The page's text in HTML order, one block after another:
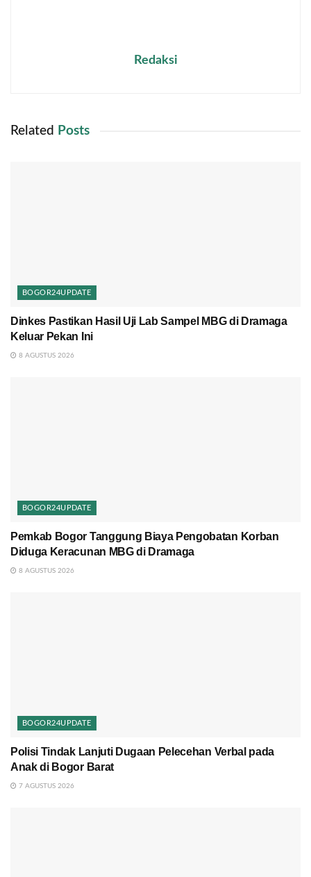
Redaksi
Related Posts
BOGOR24UPDATE
Dinkes Pastikan Hasil Uji Lab Sampel MBG di Dramaga
Keluar Pekan Ini
8 AGUSTUS 2026
BOGOR24UPDATE
Pemkab Bogor Tanggung Biaya Pengobatan Korban
Diduga Keracunan MBG di Dramaga
8 AGUSTUS 2026
BOGOR24UPDATE
Polisi Tindak Lanjuti Dugaan Pelecehan Verbal pada
Anak di Bogor Barat
7 AGUSTUS 2026